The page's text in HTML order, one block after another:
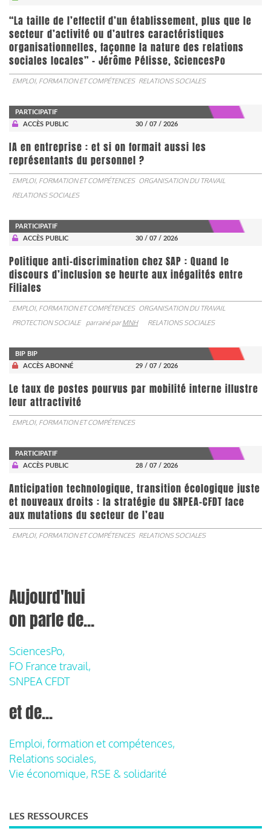
“La taille de l’effectif d’un établissement, plus que le
secteur d’activité ou d’autres caractéristiques
organisationnelles, façonne la nature des relations
sociales locales” - Jérôme Pélisse, SciencesPo
EMPLOI, FORMATION ET COMPÉTENCES RELATIONS SOCIALES
PARTICIPATIF
ACCÈS PUBLIC
30 / 07 / 2026
IA en entreprise : et si on formait aussi les
représentants du personnel ?
EMPLOI, FORMATION ET COMPÉTENCES ORGANISATION DU TRAVAIL
RELATIONS SOCIALES
PARTICIPATIF
ACCÈS PUBLIC
30 / 07 / 2026
Politique anti-discrimination chez SAP : Quand le
discours d’inclusion se heurte aux inégalités entre
Filiales
EMPLOI, FORMATION ET COMPÉTENCES ORGANISATION DU TRAVAIL
PROTECTION SOCIALE
parrainé parMNH RELATIONS SOCIALES
BIP BIP
ACCÈS ABONNÉ
29 / 07 / 2026
Le taux de postes pourvus par mobilité interne illustre
leur attractivité
EMPLOI, FORMATION ET COMPÉTENCES
PARTICIPATIF
ACCÈS PUBLIC
28 / 07 / 2026
Anticipation technologique, transition écologique juste
et nouveaux droits : la stratégie du SNPEA-CFDT face
aux mutations du secteur de l’eau
EMPLOI, FORMATION ET COMPÉTENCES RELATIONS SOCIALES
Aujourd'hui
on parle de...
SciencesPo,
FO France travail,
SNPEA CFDT
et de...
Emploi, formation et compétences,
Relations sociales,
Vie économique, RSE & solidarité
LES RESSOURCES